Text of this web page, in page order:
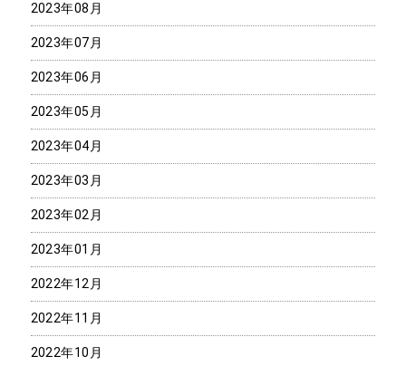
2023年08月
2023年07月
2023年06月
2023年05月
2023年04月
2023年03月
2023年02月
2023年01月
2022年12月
2022年11月
2022年10月